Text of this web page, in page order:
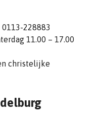
0113-228883
11.00 – 17.00
christelijke